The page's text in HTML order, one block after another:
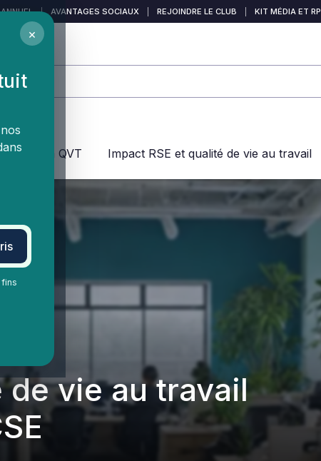
| AVANTAGES SOCIAUX REJOINDRE LE CLUB KIT MÉDIA ET RP
dans la QVT Impact RSE et qualité de vie au travail
vie au travail
×